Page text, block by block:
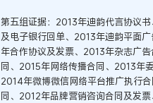
第五组证据：2013年迪韵代言协议
及电子银行回单、2013年迪韵平面
年合作协议及发票、2013年杂志广
同、2015年网络传播合同、2013年
2014年微博微信网络平台推广执行
同、2012年品牌营销咨询合同及发